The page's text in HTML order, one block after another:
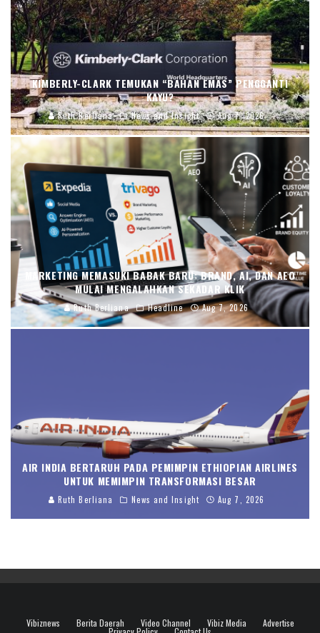
KIMBERLY-CLARK TEMUKAN “BAHAN EMAS” PENGGANTI
KAYU?
Ruth Berliana News and Insight Aug 7, 2026
MARKETING MEMASUKI BABAK BARU: BRAND, AI, DAN AEO
MULAI MENGALAHKAN SEKADAR KLIK
Ruth Berliana Headline Aug 7, 2026
AIR INDIA BERTARUH PADA PEMIMPIN ETHIOPIAN AIRLINES
UNTUK MEMIMPIN TRANSFORMASI BESAR
Ruth Berliana News and Insight Aug 7, 2026
Vibiznews Berita Daerah Video Channel Vibiz Media Advertise